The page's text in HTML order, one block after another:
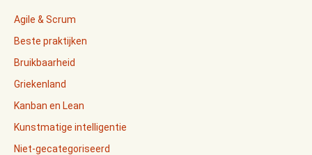
Agile & Scrum
Beste praktijken
Bruikbaarheid
Griekenland
Kanban en Lean
Kunstmatige intelligentie
Niet-gecategoriseerd